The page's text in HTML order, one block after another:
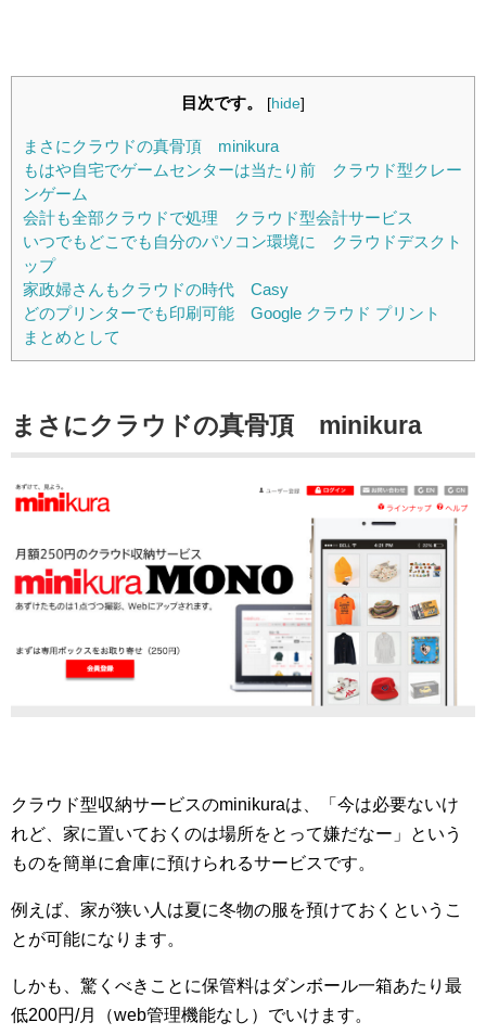
目次です。 [hide]
まさにクラウドの真骨頂 minikura
もはや自宅でゲームセンターは当たり前 クラウド型クレー
ンゲーム
会計も全部クラウドで処理 クラウド型会計サービス
いつでもどこでも自分のパソコン環境に クラウドデスクト
ップ
家政婦さんもクラウドの時代 Casy
どのプリンターでも印刷可能 Google クラウド プリント
まとめとして
まさにクラウドの真骨頂 minikura
クラウド型収納サービスのminikuraは、「今は必要ないけ
れど、家に置いておくのは場所をとって嫌だなー」という
ものを簡単に倉庫に預けられるサービスです。
例えば、家が狭い人は夏に冬物の服を預けておくというこ
とが可能になります。
しかも、驚くべきことに保管料はダンボール一箱あたり最
低200円/月（web管理機能なし）でいけます。